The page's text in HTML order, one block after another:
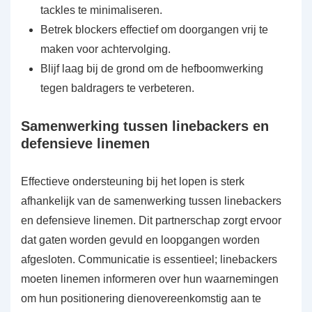
tackles te minimaliseren.
Betrek blockers effectief om doorgangen vrij te
maken voor achtervolging.
Blijf laag bij de grond om de hefboomwerking
tegen baldragers te verbeteren.
Samenwerking tussen linebackers en
defensieve linemen
Effectieve ondersteuning bij het lopen is sterk
afhankelijk van de samenwerking tussen linebackers
en defensieve linemen. Dit partnerschap zorgt ervoor
dat gaten worden gevuld en loopgangen worden
afgesloten. Communicatie is essentieel; linebackers
moeten linemen informeren over hun waarnemingen
om hun positionering dienovereenkomstig aan te